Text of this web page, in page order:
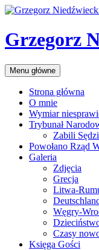
Przejdź
treści
Grzegorz
Szukaj
Menu główne
Strona główna
O mnie
Wymiar
Trybunał
Zabili
Powołano Rząd
Galeria
Zdjęcia
Grecja
Litwa-
Węgry-
Czasy
Księga Gości